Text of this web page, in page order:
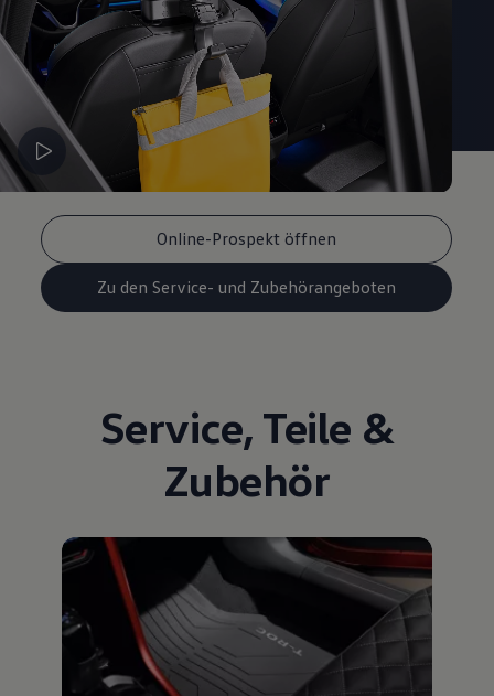
Online-Prospekt öffnen
Zu den Service- und Zubehörangeboten
Service, Teile &
Zubehör